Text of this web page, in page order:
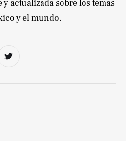
actualizada sobre los temas
y el mundo.